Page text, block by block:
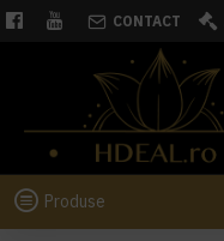
CONTACT
Produse